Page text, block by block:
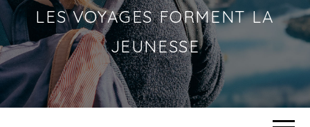
LES VOYAGES FORMENT LA
JEUNESSE